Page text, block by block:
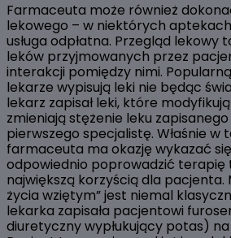
Farmaceuta może również
lekowego – w niektórych
usługa odpłatna. Przegląd lekowy
leków przyjmowanych przez
interakcji pomiędzy nimi.
lekarze wypisują leki nie będąc
lekarz zapisał leki, które
zmieniają stężenie leku
pierwszego specjalistę. Właśnie w
farmaceuta ma okazję wykazać
odpowiednio poprowadzić terapię
największą korzyścią dla pacjenta.
życia wziętym” jest niemal
lekarka zapisała pacjentowi
diuretyczny wypłukujący potas)